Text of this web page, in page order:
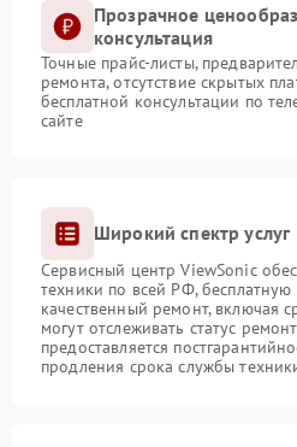
Прозрачное
консультация
Точные прайс-листы,
ремонта, отсутствие скрытых
бесплатной консультации по
сайте
Широкий спектр услуг
Сервисный центр ViewSonic
техники по всей РФ, бесплатную
качественный ремонт, включая
могут отслеживать статус
предоставляется
продления срока службы